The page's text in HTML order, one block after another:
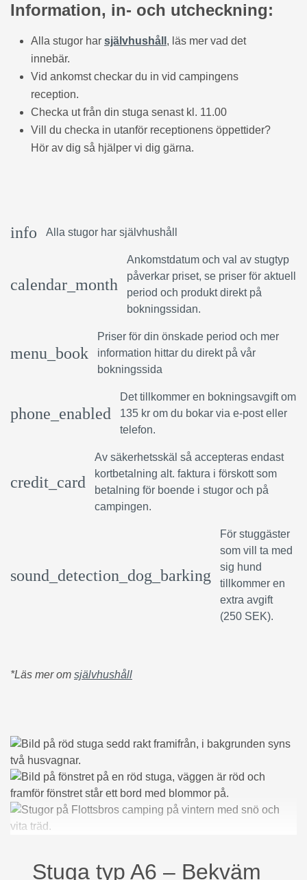
Information, in- och utcheckning:
Alla stugor har självhushåll , läs mer vad det
innebär.
Vid ankomst checkar du in vid campingens
reception.
Checka ut från din stuga senast kl. 11.00
Vill du checka in utanför receptionens öppettider?
Hör av dig så hjälper vi dig gärna.
info Alla stugor har självhushåll
calendar_month
Ankomstdatum och val av stugtyp
påverkar priset, se priser för aktuell
period och produkt direkt på
bokningssidan.
menu_book
Priser för din önskade period och mer
information hittar du direkt på vår
bokningssida
phone_enabled
Det tillkommer en bokningsavgift om
135 kr om du bokar via e-post eller
telefon.
credit_card
Av säkerhetsskäl så accepteras endast
kortbetalning alt. faktura i förskott som
betalning för boende i stugor och på
campingen.
sound_detection_dog_barking
För stuggäster
som vill ta med
sig hund
tillkommer en
extra avgift
(250 SEK).
*Läs mer om självhushåll
Stuga typ A6 – Bekväm